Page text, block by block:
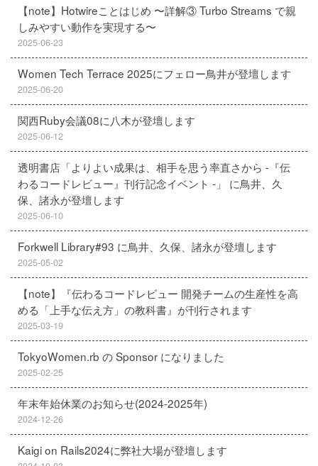
【note】Hotwireことはじめ 〜詳解③ Turbo Streams で親
しみやすい動作を実現する〜
2025-06-23
Women Tech Terrace 2025にフェロー鳥井が登壇します
2025-06-20
関西Ruby会議08に八木が登壇します
2025-06-12
透明書店「よりよい成果は、相手を思う率直さから -『伝
わるコードレビュー』刊行記念イベント -」 に鳥井、久
保、諸永が登壇します
2025-06-10
Forkwell Library#93 に鳥井、久保、諸永が登壇します
2025-05-02
【note】『伝わるコードレビュー 開発チームの生産性を高
める「上手な伝え方」の教科書』が刊行されます
2025-03-19
TokyoWomen.rb の Sponsor になりました
2025-02-25
年末年始休業のお知らせ(2024-2025年)
2024-12-26
Kaigi on Rails2024に弊社大場が登壇します